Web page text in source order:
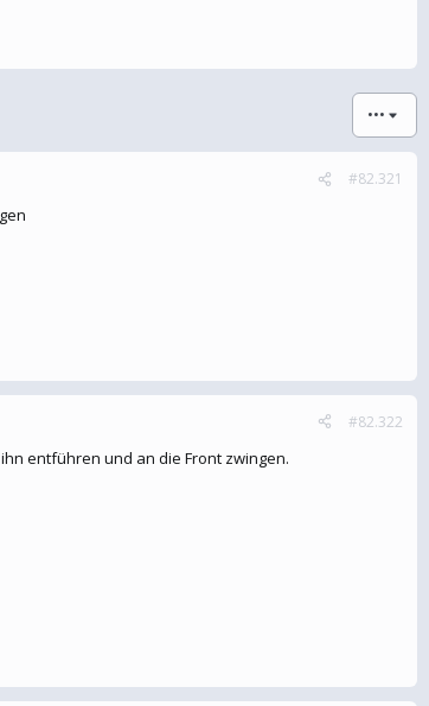
•••
#82.321
#82.322
entführen und an die Front zwingen.